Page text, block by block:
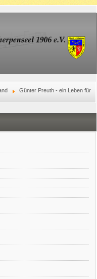
Günter Preuth - ein Leben für